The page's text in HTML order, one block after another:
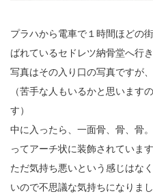
プラハから電車で１時間ほどの
ばれているセドレツ納骨堂へ行き
写真はその入り口の写真ですが
（苦手な人もいるかと思います
す）
中に入ったら、一面骨、骨、骨
ってアーチ状に装飾されています
ただ気持ち悪いという感じはな
いので不思議な気持ちになりま